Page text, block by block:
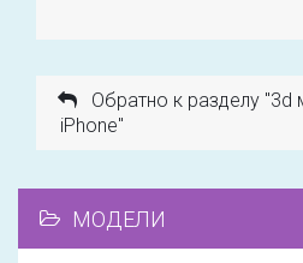
Обратно к разделу "3d
iPhone"
МОДЕЛИ